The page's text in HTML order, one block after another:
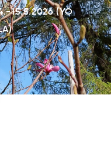
15.5.2026 (YÖ